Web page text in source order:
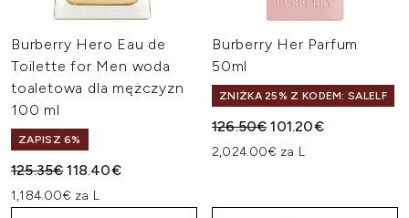
Burberry Hero Eau de
Toilette for Men woda
toaletowa dla mężczyzn
100 ml
ZAPISZ 6%
Sugerowana cena detaliczna:
125.35€Aktualna cena:
118.40€
1,184.00€ za L
Burberry Her Parfum
50ml
ZNIŻKA 25% Z KODEM: SALELF
Sugerowana cena
126.50€Aktualna cena:
101.20€
2,024.00€ za L